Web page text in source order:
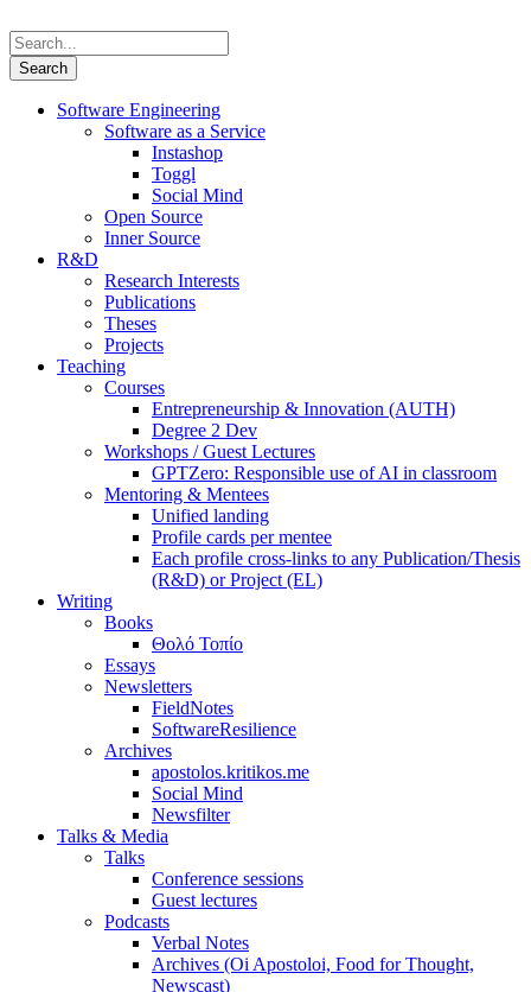
Software Engineering
Software as a Service
Instashop
Toggl
Social Mind
Open Source
Inner Source
R&D
Research Interests
Publications
Theses
Projects
Teaching
Courses
Entrepreneurship & Innovation (AUTH)
Degree 2 Dev
Workshops / Guest Lectures
GPTZero: Responsible use of AI in classroom
Mentoring & Mentees
Unified landing
Profile cards per mentee
Each profile cross-links to any Publication/Thesis
(R&D) or Project (EL)
Writing
Books
Θολό Τοπίο
Essays
Newsletters
FieldNotes
SoftwareResilience
Archives
apostolos.kritikos.me
Social Mind
Newsfilter
Talks & Media
Talks
Conference sessions
Guest lectures
Podcasts
Verbal Notes
Archives (Oi Apostoloi, Food for Thought,
Newscast)